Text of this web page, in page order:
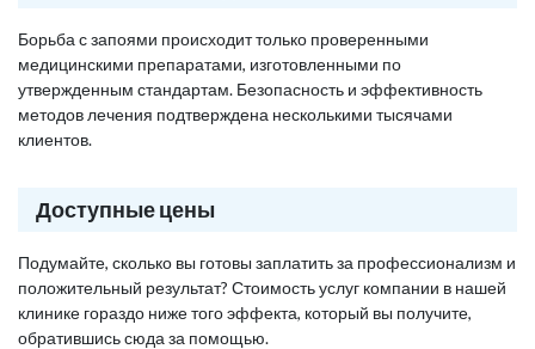
Борьба с запоями происходит только проверенными
медицинскими препаратами, изготовленными по
утвержденным стандартам. Безопасность и эффективность
методов лечения подтверждена несколькими тысячами
клиентов.
Доступные цены
Подумайте, сколько вы готовы заплатить за профессионализм и
положительный результат? Стоимость услуг компании в нашей
клинике гораздо ниже того эффекта, который вы получите,
обратившись сюда за помощью.